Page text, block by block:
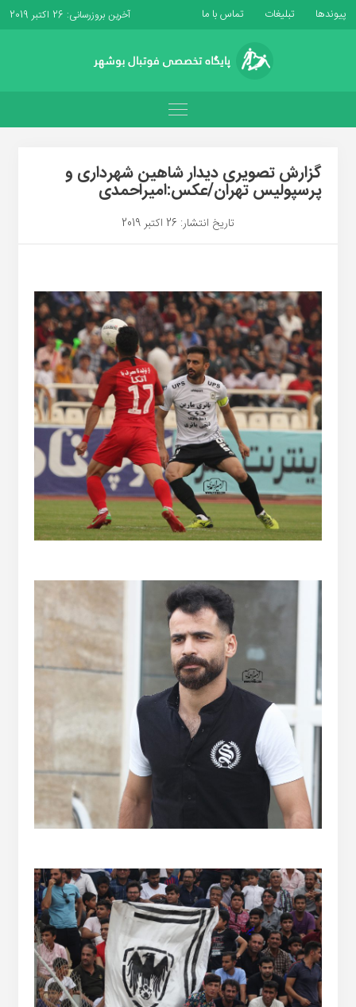
پیوندها تبلیغات تماس با ما آخرین بروزرسانی: 26 اکتبر 2019
گزارش تصویری دیدار شاهین شهرداری و
پرسپولیس تهران/عکس:امیراحمدی
تاریخ انتشار: 26 اکتبر 2019